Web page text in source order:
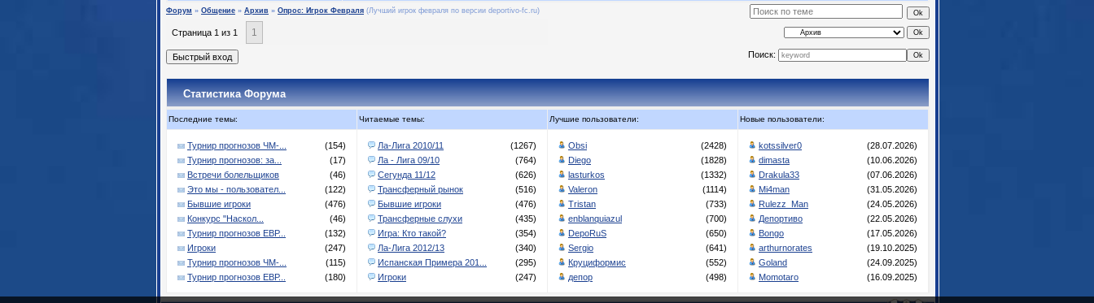
Форум » Общение » Архив » Опрос: Игрок Февраля (Лучший игрок февраля по версии deportivo-fc.ru)
Страница 1 из 1 1
Поиск:
Статистика Форума
Последние темы: Читаемые темы: Лучшие пользователи: Новые пользователи:
Турнир прогнозов ЧМ-...
(154)
Турнир прогнозов: за...
(17)
Встречи болельщиков
(46)
Это мы - пользовател...
(122)
Бывшие игроки
(476)
Конкурс "Наскол...
(46)
Турнир прогнозов ЕВР...
(132)
Игроки
(247)
Турнир прогнозов ЧМ-...
(115)
Турнир прогнозов ЕВР...
(180)
Ла-Лига 2010/11
(1267)
Ла - Лига 09/10
(764)
Сегунда 11/12
(626)
Трансферный рынок
(516)
Бывшие игроки
(476)
Трансферные слухи
(435)
Игра: Кто такой?
(354)
Ла-Лига 2012/13
(340)
Испанская Примера 201...
(295)
Игроки
(247)
Obsi
(2428)
Diego
(1828)
lasturkos
(1332)
Valeron
(1114)
Tristan
(733)
enblanquiazul
(700)
DepoRuS
(650)
Sergio
(641)
Круциформис
(552)
депор
(498)
kotssilver0
(28.07.2026)
dimasta
(10.06.2026)
Drakula33
(07.06.2026)
Mi4man
(31.05.2026)
Rulezz_Man
(24.05.2026)
Депортиво
(22.05.2026)
Bongo
(17.05.2026)
arthurnorates
(19.10.2025)
Goland
(24.09.2025)
Momotaro
(16.09.2025)